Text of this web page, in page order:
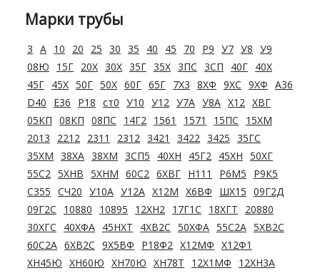
Марки трубы
3 А 10 20 25 30 35 40 45 70 Р9 У7 У8 У9
08Ю
15Г 20Х 30Х 35Г 35Х 3ПС 3СП 40Г 40Х
45Г 45Х 50Г 50Х 60Г 65Г 7Х3 8ХФ 9ХС 9ХФ A36
D40
E36 Р18 ст0 У10 У12 У7А У8А Х12 ХВГ
05КП 08КП 08ПС 14Г2 1561 1571 15ПС
15ХМ
2013
2212 2311 2312 3421 3422 3425 35ГС
35ХМ 38ХА 38ХМ 3СП5 40ХН 45Г2 45ХН 50ХГ
55С2 5ХНВ 5ХНМ 60С2 6ХВГ Н111 Р6М5
Р9К5
С355 СЧ20 У10А У12А Х12М Х6ВФ ШХ15 09Г2Д
09Г2С
10880 10895 12ХН2 17Г1С 18ХГТ
20880
30ХГС
40ХФА 45НХТ 4ХВ2С 50ХФА 55С2А 5ХВ2С
60С2А 6ХВ2С 9Х5ВФ Р18Ф2 Х12МФ Х12Ф1
ХН45Ю ХН60Ю ХН70Ю ХН78Т 12Х1МФ
12ХН3А